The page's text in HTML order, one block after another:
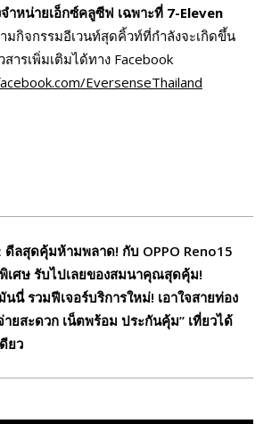
จำหน่ายเอ็กซ์คลูซีฟ เฉพาะที่ 7-Eleven
มกิจกรรมอีเวนท์สุดคิ้วท์ที่กำลังจะเกิดขึ้น
สารเพิ่มเติมได้ทาง Facebook
EversenseThailand
ดีลสุดคุ้มห้ามพลาด! กับ OPPO Reno15
เศษ รับไปเลยของสมนาคุณสุดคุ้ม!
นนี่ รวมฟีเจอร์บริการใหม่! เอาใจสายท่อง
ายสะดวก เน็ตพร้อม ประกันคุ้ม” เที่ยวได้
ยว